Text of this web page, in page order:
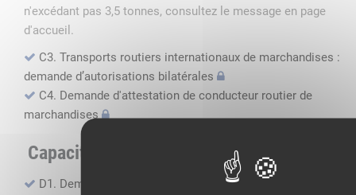
n'excédant pas 3,5 tonnes, consultez le message en page
d'accueil.
C3. Transports routiers internationaux de marchandises :
demande d’autorisations bilatérales
C4. Demande d'attestation de conducteur routier de
marchandises
Capacité professionnelle
D1. Demande d’attestation de capacité professionnelle